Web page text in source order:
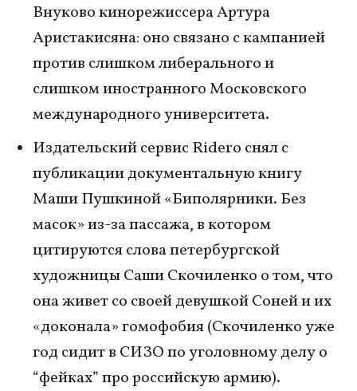
Внуково кинорежиссера Артура
Аристакисяна: оно связано с кампанией
против слишком либерального и
слишком иностранного Московского
международного университета.
Издательский сервис Ridero снял с
публикации документальную книгу
Маши Пушкиной «Биполярники. Без
масок» из-за пассажа, в котором
цитируются слова петербургской
художницы Саши Скочиленко о том, что
она живет со своей девушкой Соней и их
«доконала» гомофобия (Скочиленко уже
год сидит в СИЗО по уголовному делу о
“фейках” про российскую армию).